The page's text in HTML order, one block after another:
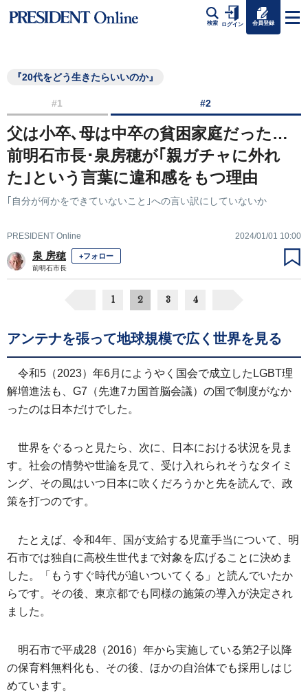
検索 ログイン 会員登録
『20代をどう生きたらいいのか』
#1 #2
父は小卒､母は中卒の貧困家庭だった…
前明石市長･泉房穂が｢親ガチャに外れ
た｣という言葉に違和感をもつ理由
｢自分が何かをできていないこと｣への言い訳にしていないか
PRESIDENT Online 2024/01/01 10:00
泉 房穂 +フォロー
前明石市長
1 2 3 4
アンテナを張って地球規模で広く世界を見る
令和5（2023）年6月にようやく国会で成立したLGBT理
解増進法も、G7（先進7カ国首脳会議）の国で制度がなか
ったのは日本だけでした。
世界をぐるっと見たら、次に、日本における状況を見ま
す。社会の情勢や世論を見て、受け入れられそうなタイミ
ング、その風はいつ日本に吹くだろうかと先を読んで、政
策を打つのです。
たとえば、令和4年、国が支給する児童手当について、明
石市では独自に高校生世代まで対象を広げることに決めま
した。「もうすぐ時代が追いついてくる」と読んでいたか
らです。その後、東京都でも同様の施策の導入が決定され
ました。
明石市で平成28（2016）年から実施している第2子以降
の保育料無料化も、その後、ほかの自治体でも採用しはじ
めています。